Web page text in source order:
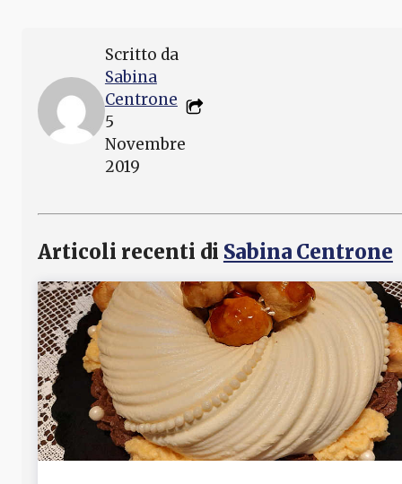
Scritto da
Sabina
Centrone
5
Novembre
2019
Articoli recenti di Sabina Centrone